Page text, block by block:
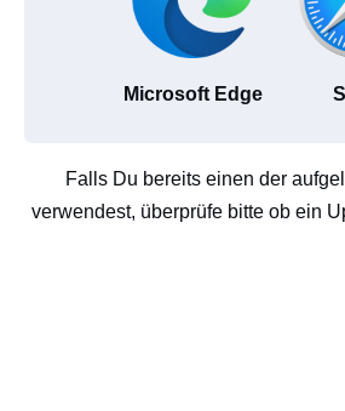
Microsoft Edge
Falls Du bereits einen der
verwendest, überprüfe bitte ob ein